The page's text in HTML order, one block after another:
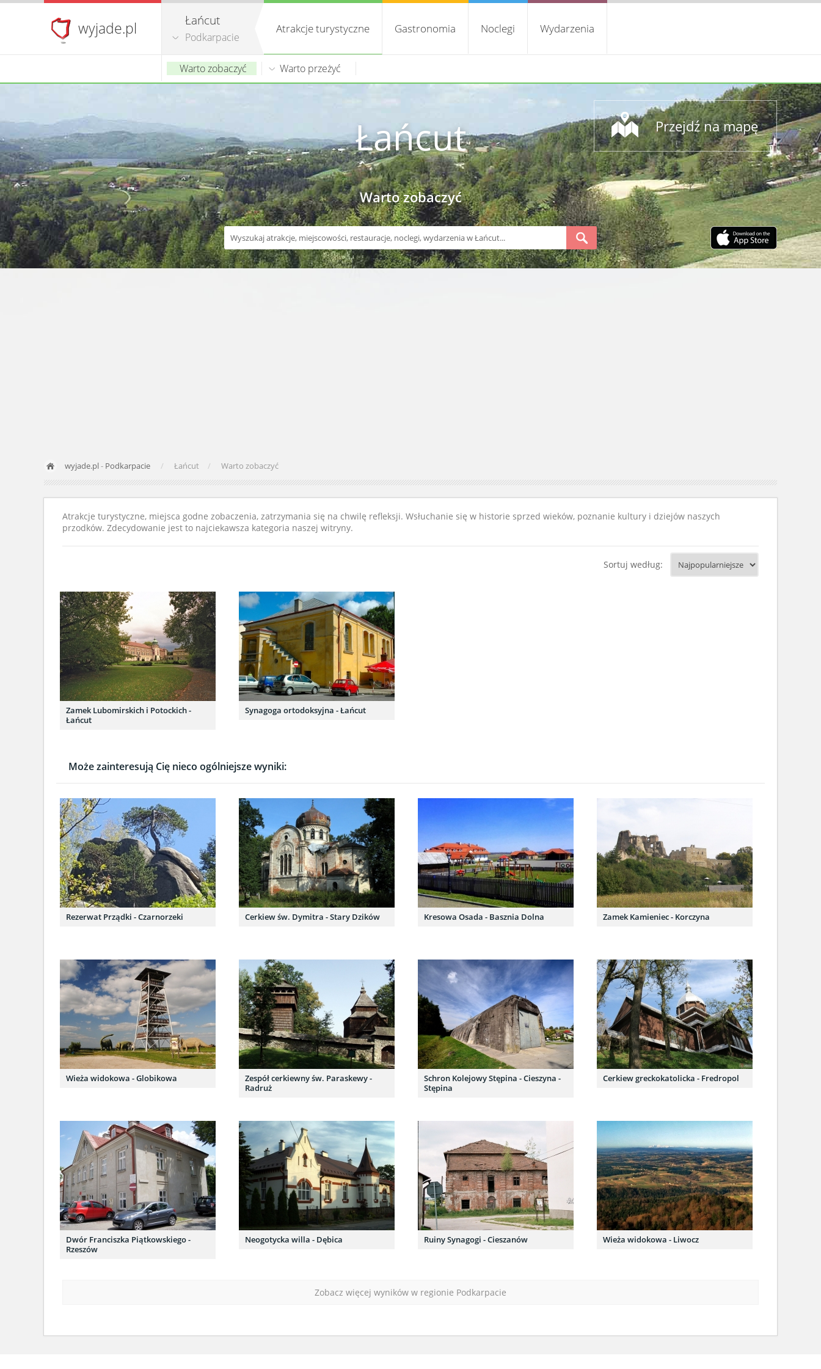
wyjade.pl Łańcut
Podkarpacie
Atrakcje turystyczne
Warto zobaczyć Warto przeżyć
Gastronomia Noclegi Wydarzenia
Łańcut
Warto zobaczyć
Przejdź na mapę
wyjade.pl- Podkarpacie Łańcut Warto zobaczyć
Atrakcje turystyczne, miejsca godne zobaczenia, zatrzymania się na chwilę refleksji. Wsłuchanie się w historie sprzed wieków, poznanie kultury i dziejów naszych
przodków. Zdecydowanie jest to najciekawsza kategoria naszej witryny.
Sortuj według:
Zamek Lubomirskich i Potockich -
Łańcut
Synagoga ortodoksyjna - Łańcut
Może zainteresują Cię nieco ogólniejsze wyniki:
Rezerwat Prządki - Czarnorzeki Cerkiew św. Dymitra - Stary Dzików Kresowa Osada - Basznia Dolna Zamek Kamieniec - Korczyna
Wieża widokowa - Globikowa
Zespół cerkiewny św. Paraskewy -
Radruż
Schron Kolejowy Stępina - Cieszyna -
Stępina
Cerkiew greckokatolicka - Fredropol
Dwór Franciszka Piątkowskiego -
Rzeszów
Neogotycka willa - Dębica Ruiny Synagogi - Cieszanów Wieża widokowa - Liwocz
Zobacz więcej wyników w regionie Podkarpacie